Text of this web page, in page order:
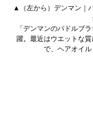
▲（左から）デンマン｜
「デンマンのパドルブ
躍。最近はウエットな
で、ヘアオイル